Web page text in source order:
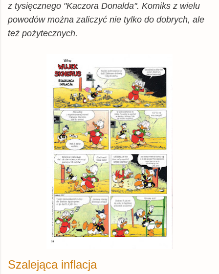
z tysięcznego "Kaczora Donalda". Komiks z wielu
powodów można zaliczyć nie tylko do dobrych, ale
też pożytecznych.
Szalejąca inflacja